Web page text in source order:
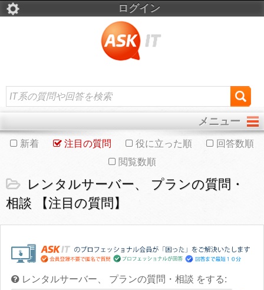
ログイン
メニュー
新着 注目の質問 役に立った順
回答数順
閲覧数順
レンタルサーバー、 プランの質問・
相談 【注目の質問】
レンタルサーバー、 プランの質問・相談 をする: